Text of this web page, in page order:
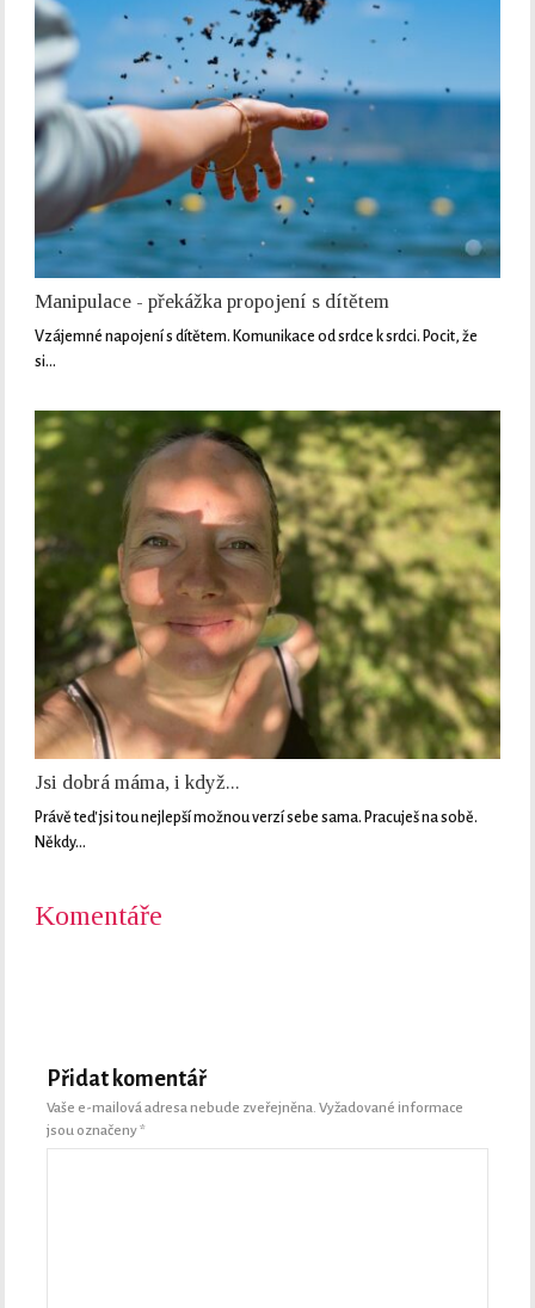
Manipulace - překážka propojení s dítětem
Vzájemné napojení s dítětem. Komunikace od srdce k srdci. Pocit, že
si…
Jsi dobrá máma, i když...
Právě teď jsi tou nejlepší možnou verzí sebe sama. Pracuješ na sobě.
Někdy…
Komentáře
Přidat komentář
Vaše e-mailová adresa nebude zveřejněna. Vyžadované informace
jsou označeny*